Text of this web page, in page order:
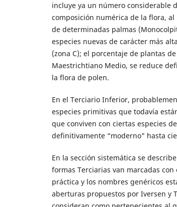
incluye ya un número considerable
composición numérica de la flora,
de determinadas palmas
especies nuevas de carácter más
(zona C); el porcentaje de plantas
Maestrichtiano Medio, se reduce
la flora de polen.
En el Terciario Inferior,
especies primitivas que todavía
que conviven con ciertas especies
definitivamente “moderno" hasta
En la sección sistemática se
formas Terciarias van marcadas
práctica y los nombres genéricos
aberturas propuestos por Iversen y